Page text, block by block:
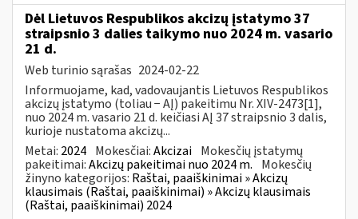
Dėl Lietuvos Respublikos akcizų įstatymo 37
straipsnio 3 dalies taikymo nuo 2024 m. vasario
21 d.
Web turinio sąrašas 2024-02-22
Informuojame, kad, vadovaujantis Lietuvos Respublikos
akcizų įstatymo (toliau − AĮ) pakeitimu Nr. XIV-2473[1],
nuo 2024 m. vasario 21 d. keičiasi AĮ 37 straipsnio 3 dalis,
kurioje nustatoma akcizų...
Metai: 2024 Mokesčiai:Akcizai Mokesčių įstatymų
pakeitimai:Akcizų pakeitimai nuo 2024 m. Mokesčių
žinyno kategorijos: Raštai, paaiškinimai » Akcizų
klausimais (Raštai, paaiškinimai) » Akcizų klausimais
(Raštai, paaiškinimai) 2024